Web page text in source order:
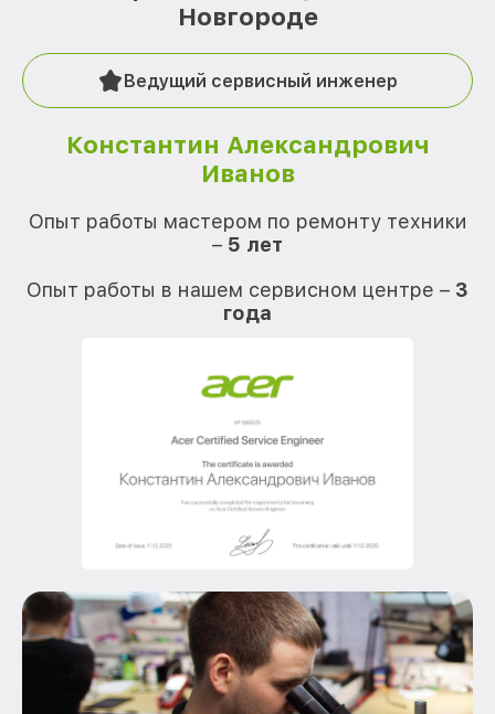
Новгороде
Ведущий сервисный инженер
Константин Александрович
Иванов
Опыт работы мастером по ремонту техники
– 5 лет
Опыт работы в нашем сервисном центре – 3
года